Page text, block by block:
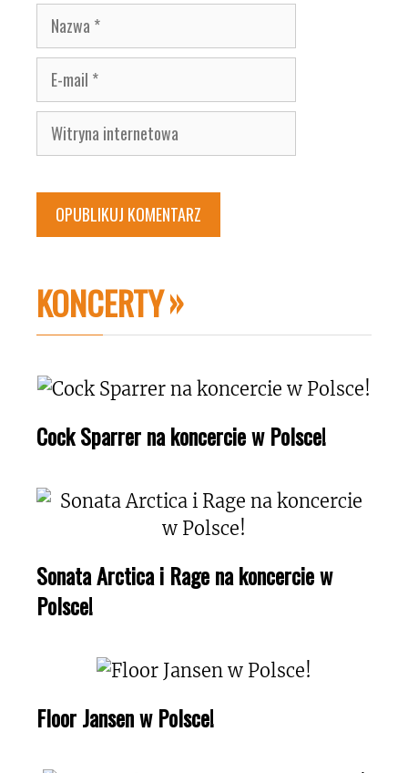
Nazwa
E-
mail
Witryna
internetowa
KONCERTY
Cock Sparrer na koncercie w Polsce!
Sonata Arctica i Rage na koncercie w
Polsce!
Floor Jansen w Polsce!